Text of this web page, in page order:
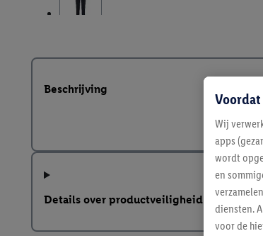
Beschrijving
Details over productveiligheid
Wij
apps
wordt
en
diensten.
voor de